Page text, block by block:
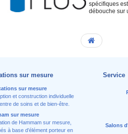
spécifiques
débouche sur
sur mesure
sur mesure
et construction individuelle
de soins et de bien-être.
sur mesure
de Hammam sur mesure,
à base d’élément porteur en
Service
Salons